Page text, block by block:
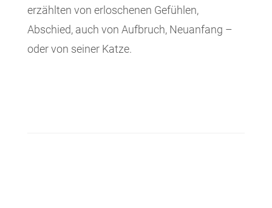
erzählten von erloschenen Gefühlen,
Abschied, auch von Aufbruch, Neuanfang –
oder von seiner Katze.